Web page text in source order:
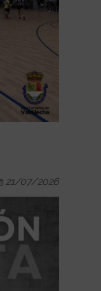
21/07/2026